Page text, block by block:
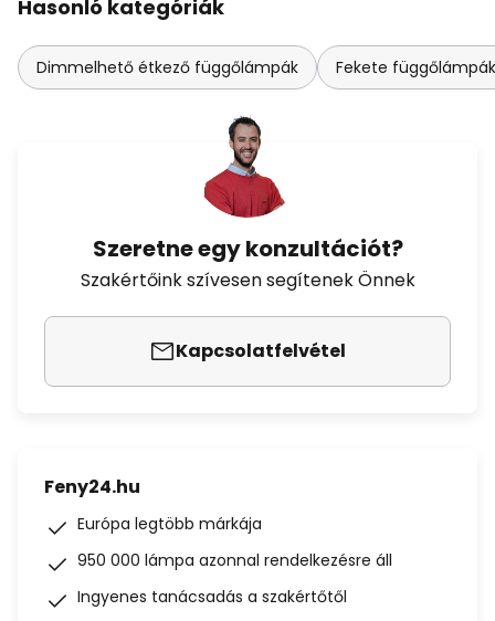
Hasonló kategóriák
Dimmelhető étkező függőlámpák Fekete
Szeretne egy konzultációt?
Szakértőink szívesen segítenek Önnek
Kapcsolatfelvétel
Feny24.hu
Európa legtöbb márkája
950 000 lámpa azonnal rendelkezésre áll
Ingyenes tanácsadás a szakértőtől